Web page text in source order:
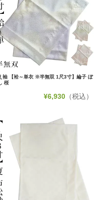
袖 【袷～単衣 ※半無双 1尺3寸】綸子 ぼ
桜
¥6,930（税込）